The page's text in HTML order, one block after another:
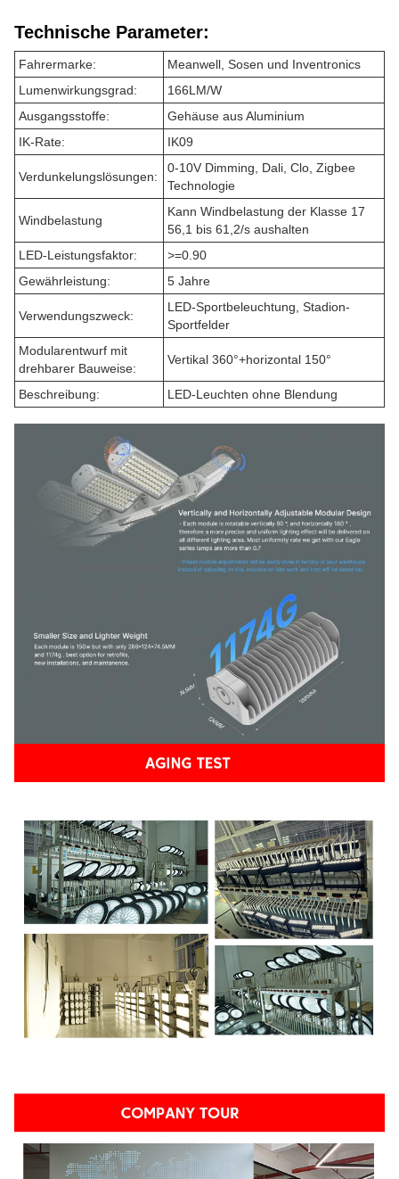
Technische Parameter:
Fahrermarke:
Meanwell, Sosen und Inventronics
Lumenwirkungsgrad:
166LM/W
Ausgangsstoffe:
Gehäuse aus Aluminium
IK-Rate:
IK09
Verdunkelungslösungen:
0-10V Dimming, Dali, Clo, Zigbee
Technologie
Windbelastung
Kann Windbelastung der Klasse 17
56,1 bis 61,2/s aushalten
LED-Leistungsfaktor:
>=0.90
Gewährleistung:
5 Jahre
Verwendungszweck:
LED-Sportbeleuchtung, Stadion-
Sportfelder
Modularentwurf mit
drehbarer Bauweise:
Vertikal 360°+horizontal 150°
Beschreibung: LED-Leuchten ohne Blendung